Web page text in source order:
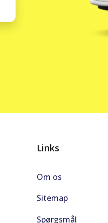
Links
Om os
Sitemap
Spørgsmål